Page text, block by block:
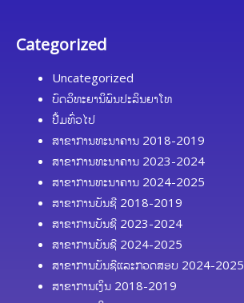
Categorized
Uncategorized
ບົດວິທະຍານິພົນປະລິນຍາໂທ
ປື້ມທົ່ວໄປ
ສາຂາການທະນາຄານ 2018-2019
ສາຂາການທະນາຄານ 2023-2024
ສາຂາການທະນາຄານ 2024-2025
ສາຂາການບັນຊີ 2018-2019
ສາຂາການບັນຊີ 2023-2024
ສາຂາການບັນຊີ 2024-2025
ສາຂາການບັນຊີແລະກວດສອບ 2024-2025
ສາຂາການເງິນ 2018-2019